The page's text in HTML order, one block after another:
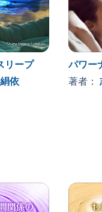
平常心を保つ方法を
めるようになる催眠
る・話せば話すほ
とで心が落ち着いて
リープ
依
パワー
著者：